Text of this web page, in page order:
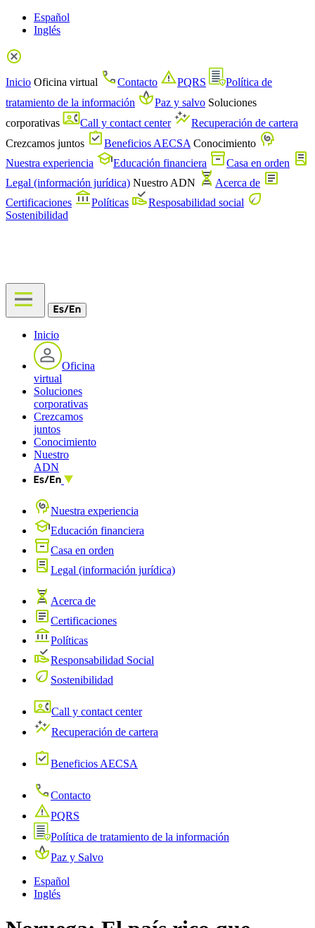
Español
Inglés
Inicio Oficina virtual Contacto PQRS
Política de
tratamiento de la información
Paz y salvo Soluciones
corporativas
Call y contact center
Recuperación de cartera
Crezcamos juntos
Beneficios AECSA Conocimiento
Nuestra experiencia
Educación financiera
Casa en orden
Legal (información jurídica) Nuestro ADN
Acerca de
Certificaciones
Políticas
Resposabilidad social
Sostenibilidad
Inicio
Oficina
virtual
Soluciones
corporativas
Crezcamos
juntos
Conocimiento
Nuestro
ADN
Nuestra experiencia
Educación financiera
Casa en orden
Legal (información jurídica)
Acerca de
Certificaciones
Políticas
Responsabilidad Social
Sostenibilidad
Call y contact center
Recuperación de cartera
Beneficios AECSA
Contacto
PQRS
Política de tratamiento de la información
Paz y Salvo
Español
Inglés